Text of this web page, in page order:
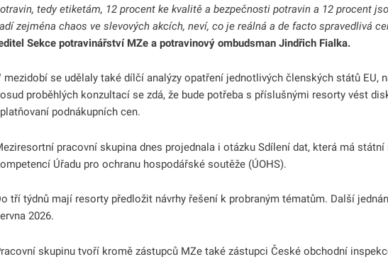
tedy etiketám, 12 procent ke kvalitě a bezpečnosti potravin a 12 procent
zejména chaos ve slevových akcích, neví, co je reálná a de facto spravedlivá
Sekce potravinářství MZe a potravinový ombudsman Jindřich Fialka.
mezidobí se udělaly také dílčí analýzy opatření jednotlivých členských států EU,
proběhlých konzultací se zdá, že bude potřeba s příslušnými resorty vést
podnákupních cen.
pracovní skupina dnes projednala i otázku Sdílení dat, která má
Úřadu pro ochranu hospodářské soutěže (ÚOHS).
tří týdnů mají resorty předložit návrhy řešení k probraným tématům. Další
2026.
skupinu tvoří kromě zástupců MZe také zástupci České obchodní